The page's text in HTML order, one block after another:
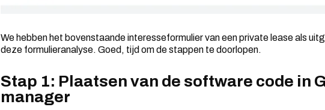
We hebben het bovenstaande interesseformulier van een private lease als
deze formulieranalyse. Goed, tijd om de stappen te doorlopen.
Stap 1: Plaatsen van de software code in
manager